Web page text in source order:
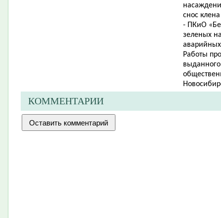
снос
- ПКиО
зеленых
Работы
выданного
КОММЕНТАРИИ